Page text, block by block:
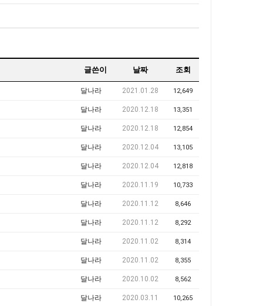
글쓴이 날짜 조회
달나라 2021.01.28 12,649
달나라 2020.12.18 13,351
달나라 2020.12.18 12,854
달나라 2020.12.04 13,105
달나라 2020.12.04 12,818
달나라 2020.11.19 10,733
달나라 2020.11.12 8,646
달나라 2020.11.12 8,292
달나라 2020.11.02 8,314
달나라 2020.11.02 8,355
달나라 2020.10.02 8,562
달나라 2020.03.11 10,265